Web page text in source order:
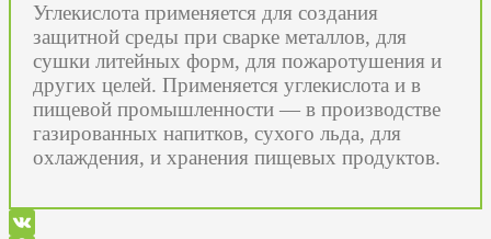
Углекислота применяется для создания
защитной среды при сварке металлов, для
сушки литейных форм, для пожаротушения и
других целей. Применяется углекислота и в
пищевой промышленности — в производстве
газированных напитков, сухого льда, для
охлаждения, и хранения пищевых продуктов.